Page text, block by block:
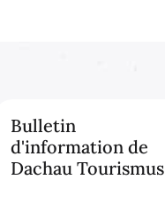
Bulletin
d'information de
Dachau Tourismus